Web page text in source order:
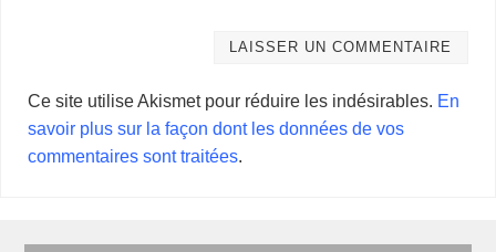
Ce site utilise Akismet pour réduire les indésirables. En
savoir plus sur la façon dont les données de vos
commentaires sont traitées.